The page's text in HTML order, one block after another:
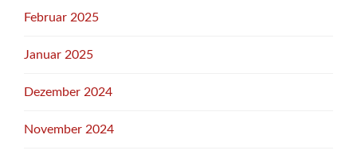
Februar 2025
Januar 2025
Dezember 2024
November 2024